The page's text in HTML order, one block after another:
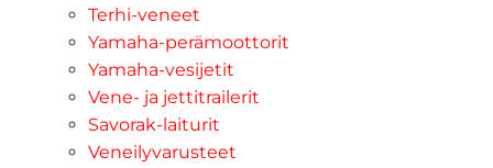
Terhi-veneet
Yamaha-perämoottorit
Yamaha-vesijetit
Vene- ja jettitrailerit
Savorak-laiturit
Veneilyvarusteet